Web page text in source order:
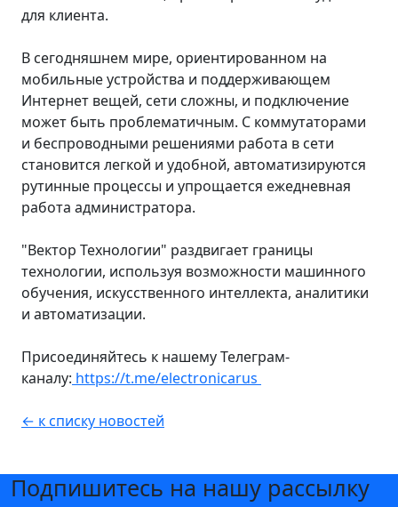
для клиента.
В сегодняшнем мире, ориентированном на
мобильные устройства и поддерживающем
Интернет вещей, сети сложны, и подключение
может быть проблематичным. С коммутаторами
и беспроводными решениями работа в сети
становится легкой и удобной, автоматизируются
рутинные процессы и упрощается ежедневная
работа администратора.
"Вектор Технологии" раздвигает границы
технологии, используя возможности машинного
обучения, искусственного интеллекта, аналитики
и автоматизации.
Присоединяйтесь к нашему Телеграм-
каналу: https://t.me/electronicarus
← к списку новостей
Подпишитесь на нашу рассылку